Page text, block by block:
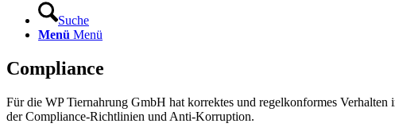
Suche
Menü Menü
Compliance
Für die WP Tiernahrung GmbH hat korrektes und regelkonformes
der Compliance-Richtlinien und Anti-Korruption.